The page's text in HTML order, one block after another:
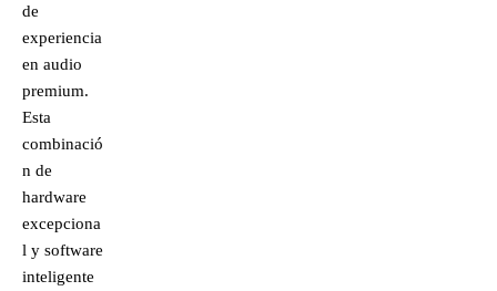
de
experiencia
en audio
premium.
Esta
combinació
n de
hardware
excepciona
l y software
inteligente